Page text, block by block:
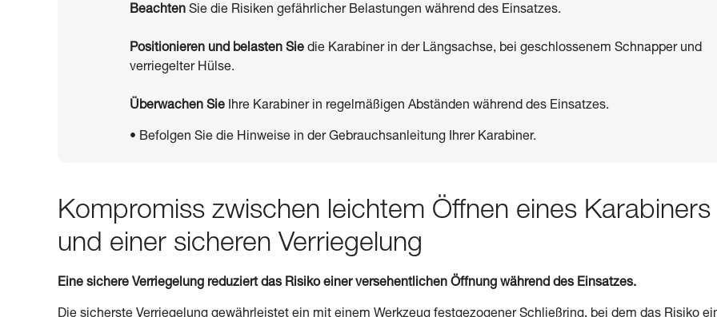
Beachten Sie die Risiken gefährlicher Belastungen während des Einsatzes.
Positionieren und belasten Sie die Karabiner in der Längsachse, bei geschlossenem Schnapper und
verriegelter Hülse.
Überwachen Sie Ihre Karabiner in regelmäßigen Abständen während des Einsatzes.
• Befolgen Sie die Hinweise in der Gebrauchsanleitung Ihrer Karabiner.
Kompromiss zwischen leichtem Öffnen eines Karabiners
und einer sicheren Verriegelung
Eine sichere Verriegelung reduziert das Risiko einer versehentlichen Öffnung während des Einsatzes.